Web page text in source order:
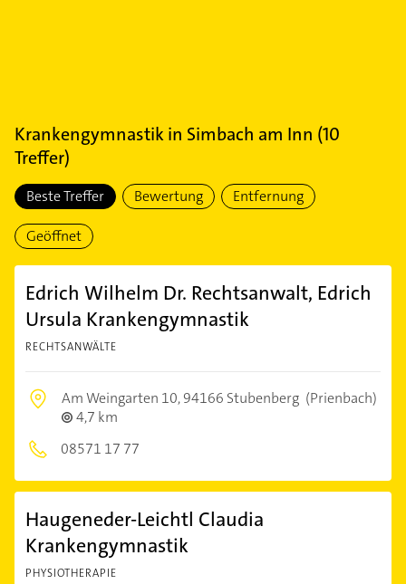
Krankengymnastikin Simbach am Inn (10
Treffer)
Beste Treffer Bewertung Entfernung
Geöffnet
Edrich Wilhelm Dr. Rechtsanwalt, Edrich
Ursula Krankengymnastik
RECHTSANWÄLTE
Am Weingarten 10,94166 Stubenberg (Prienbach)
4,7 km
08571 17 77
Haugeneder-Leichtl Claudia
Krankengymnastik
PHYSIOTHERAPIE